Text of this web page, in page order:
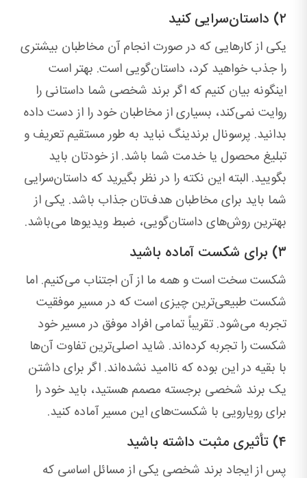
۲) داستان‌سرایی کنید
یکی از کارهایی که در صورت انجام آن مخاطبان بیشتری
را جذب خواهید کرد، داستان‌گویی است. بهتر است
اینگونه بیان کنیم که اگر برند شخصی شما داستانی را
روایت نمی‌کند، بسیاری از مخاطبان خود را از دست داده
بدانید. پرسونال برندینگ نباید به طور مستقیم تعریف و
تبلیغ محصول یا خدمت شما باشد. از خودتان باید
بگویید. البته این نکته را در نظر بگیرید که داستان‌سرایی
شما باید برای مخاطبان هدف‌تان جذاب باشد. یکی از
بهترین روش‌های داستان‌گویی، ضبط ویدیوها می‌باشد.
۳) برای شکست آماده باشید
شکست سخت است و همه ما از آن اجتناب می‌کنیم. اما
شکست طبیعی‌ترین چیزی است که در مسیر موفقیت
تجربه می‌شود. تقریباً تمامی افراد موفق در مسیر خود
شکست را تجربه کرده‌اند. شاید اصلی‌ترین تفاوت آن‌ها
با بقیه در این بوده که ناامید نشده‌اند. اگر برای داشتن
یک برند شخصی برجسته مصمم هستید، باید خود را
برای رویارویی با شکست‌های این مسیر آماده کنید.
۴) تأثیری مثبت داشته باشید
پس از ایجاد برند شخصی یکی از مسائل اساسی که